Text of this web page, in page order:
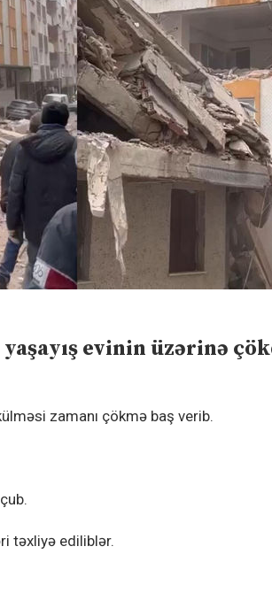
evinin üzərinə
zamanı çökmə baş verib.
təxliyə ediliblər.